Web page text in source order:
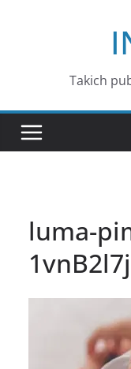
Takich
luma-